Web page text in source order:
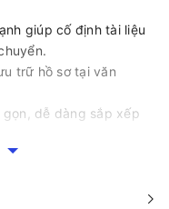
giúp cố định tài liệu
trữ hồ sơ tại văn
gọn, dễ dàng sắp xếp
định tài liệu chặt chẽ.